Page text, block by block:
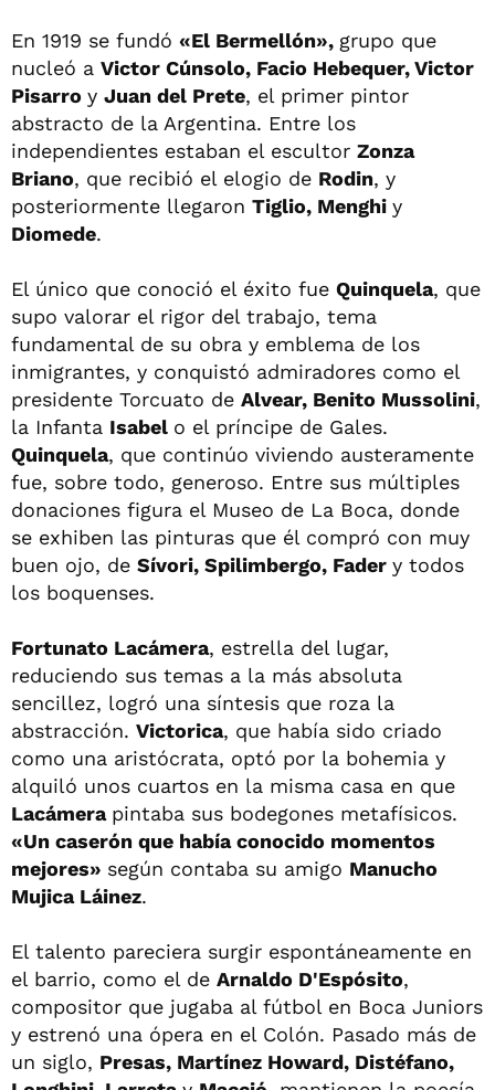
En 1919 se fundó «El Bermellón», grupo que
nucleó a Victor Cúnsolo, Facio Hebequer, Victor
Pisarro y Juan del Prete, el primer pintor
abstracto de la Argentina. Entre los
independientes estaban el escultor Zonza
Briano, que recibió el elogio de Rodin, y
posteriormente llegaron Tiglio, Menghi y
Diomede.
El único que conoció el éxito fue Quinquela, que
supo valorar el rigor del trabajo, tema
fundamental de su obra y emblema de los
inmigrantes, y conquistó admiradores como el
presidente Torcuato de Alvear, Benito Mussolini,
la Infanta Isabel o el príncipe de Gales.
Quinquela, que continúo viviendo austeramente
fue, sobre todo, generoso. Entre sus múltiples
donaciones figura el Museo de La Boca, donde
se exhiben las pinturas que él compró con muy
buen ojo, de Sívori, Spilimbergo, Fader y todos
los boquenses.
Fortunato Lacámera, estrella del lugar,
reduciendo sus temas a la más absoluta
sencillez, logró una síntesis que roza la
abstracción. Victorica, que había sido criado
como una aristócrata, optó por la bohemia y
alquiló unos cuartos en la misma casa en que
Lacámera pintaba sus bodegones metafísicos.
«Un caserón que había conocido momentos
mejores» según contaba su amigo Manucho
Mujica Láinez.
El talento pareciera surgir espontáneamente en
el barrio, como el de Arnaldo D'Espósito,
compositor que jugaba al fútbol en Boca Juniors
y estrenó una ópera en el Colón. Pasado más de
un siglo, Presas, Martínez Howard, Distéfano,